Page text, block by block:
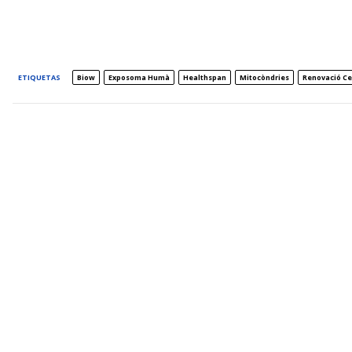
ETIQUETAS Biow Exposoma Humà Healthspan Mitocòndries Renovació